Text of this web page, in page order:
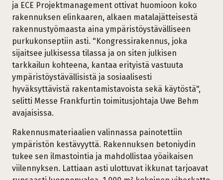
ja ECE Projektmanagement ottivat huomioon koko
rakennuksen elinkaaren, alkaen matalajätteisestä
rakennustyömaasta aina ympäristöystävälliseen
purkukonseptiin asti. "Kongressirakennus, joka
sijaitsee julkisessa tilassa ja on siten julkisen
tarkkailun kohteena, kantaa erityistä vastuuta
ympäristöystävällisistä ja sosiaalisesti
hyväksyttävistä rakentamistavoista sekä käytöstä",
selitti Messe Frankfurtin toimitusjohtaja Uwe Behm
avajaisissa.
Rakennusmateriaalien valinnassa painotettiin
ympäristön kestävyyttä. Rakennuksen betoniydin
tukee sen ilmastointia ja mahdollistaa yöaikaisen
viilennyksen. Lattiaan asti ulottuvat ikkunat tarjoavat